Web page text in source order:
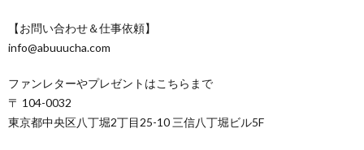
【お問い合わせ＆仕事依頼】
info@abuuucha.com
ファンレターやプレゼントはこちらまで
〒 104-0032
東京都中央区八丁堀2丁目25-10 三信八丁堀ビル5F